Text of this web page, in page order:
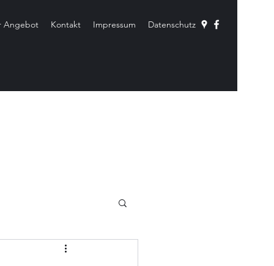
Angebot Kontakt Impressum Datenschutz